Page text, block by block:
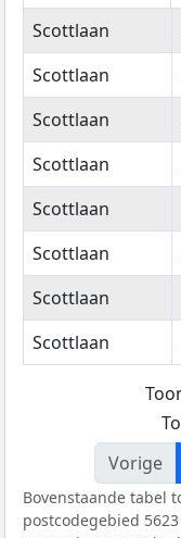
Straatnaam
Scottlaan
Scottlaan
Scottlaan
Scottlaan
Scottlaan
Scottlaan
Scottlaan
Scottlaan
Vorige
Bovenstaande tabel
postcodegebied